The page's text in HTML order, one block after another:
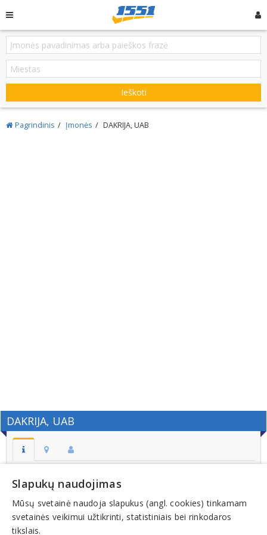
Ieškoti
Pagrindinis Įmonės DAKRIJA, UAB
DAKRIJA, UAB
Adresas:
PAKALNIŲ K. LELIŪNŲ SEN. UTENOS R.
Kodas:
183797952
Slapukų naudojimas
Mūsų svetainė naudoja slapukus (angl. cookies) tinkamam
svetainės veikimui užtikrinti, statistiniais bei rinkodaros
tikslais.